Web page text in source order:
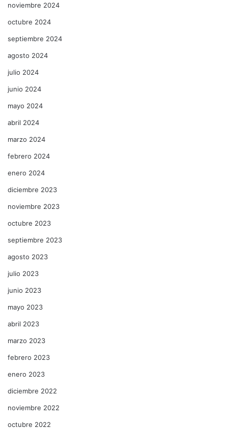
noviembre 2024
octubre 2024
septiembre 2024
agosto 2024
julio 2024
junio 2024
mayo 2024
abril 2024
marzo 2024
febrero 2024
enero 2024
diciembre 2023
noviembre 2023
octubre 2023
septiembre 2023
agosto 2023
julio 2023
junio 2023
mayo 2023
abril 2023
marzo 2023
febrero 2023
enero 2023
diciembre 2022
noviembre 2022
octubre 2022